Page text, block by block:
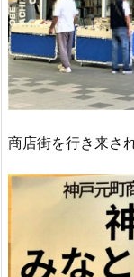
商店街を行き来さ